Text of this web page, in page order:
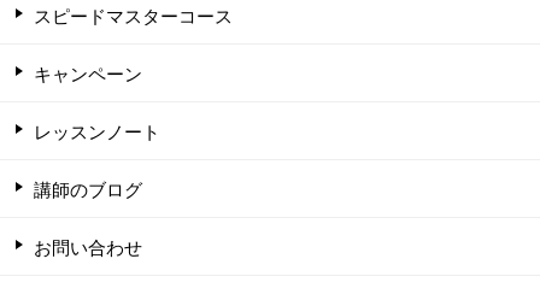
スピードマスターコース
キャンペーン
レッスンノート
講師のブログ
お問い合わせ